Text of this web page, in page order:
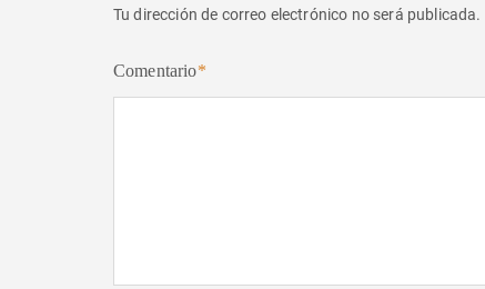
Tu dirección de correo electrónico no será publicada.
Comentario*